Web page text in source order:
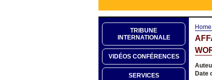
TRIBUNE
INTERNATIONALE
VIDÉOS CONFÉRENCES
SERVICES
Home
Date